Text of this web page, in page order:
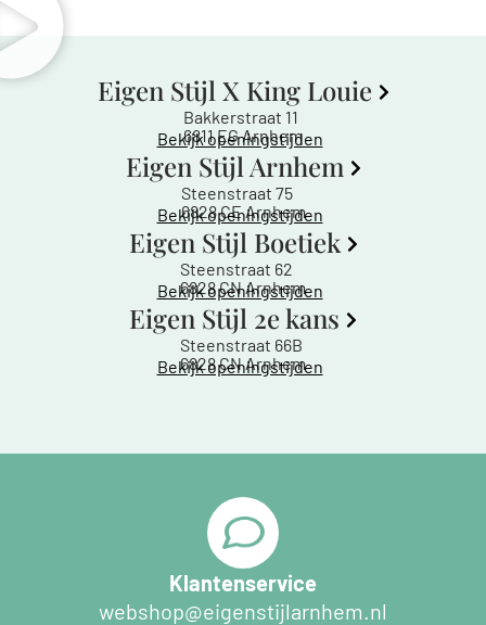
Eigen Stijl X King Louie
Bakkerstraat 11
6811 EG Arnhem
Bekijk openingstijden
Eigen Stijl Arnhem
Steenstraat 75
6828 CE Arnhem
Bekijk openingstijden
Eigen Stijl Boetiek
Steenstraat 62
6828 CN Arnhem
Bekijk openingstijden
Eigen Stijl 2e kans
Steenstraat 66B
6828 CN Arnhem
Bekijk openingstijden
Klantenservice
webshop@eigenstijlarnhem.nl